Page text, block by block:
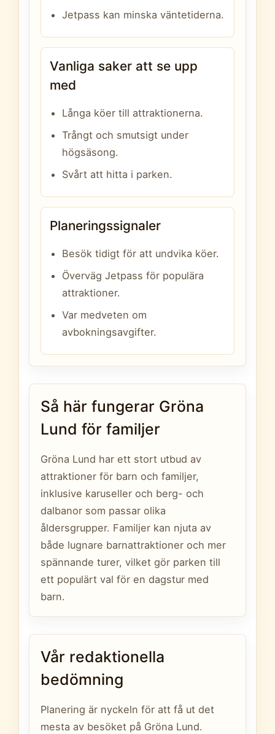
Jetpass kan minska väntetiderna.
Vanliga saker att se upp
med
Långa köer till attraktionerna.
Trångt och smutsigt under
högsäsong.
Svårt att hitta i parken.
Planeringssignaler
Besök tidigt för att undvika köer.
Överväg Jetpass för populära
attraktioner.
Var medveten om
avbokningsavgifter.
Så här fungerar Gröna
Lund för familjer
Gröna Lund har ett stort utbud av
attraktioner för barn och familjer,
inklusive karuseller och berg- och
dalbanor som passar olika
åldersgrupper. Familjer kan njuta av
både lugnare barnattraktioner och mer
spännande turer, vilket gör parken till
ett populärt val för en dagstur med
barn.
Vår redaktionella
bedömning
Planering är nyckeln för att få ut det
mesta av besöket på Gröna Lund.